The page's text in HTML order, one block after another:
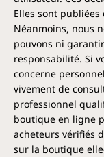
Elles sont publiées
Néanmoins, nous
pouvons ni
responsabilité. Si
concerne
vivement de
professionnel
boutique en ligne
acheteurs vérifiés
sur la boutique